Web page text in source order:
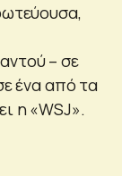
– σε
ένα από τα
η «WSJ».